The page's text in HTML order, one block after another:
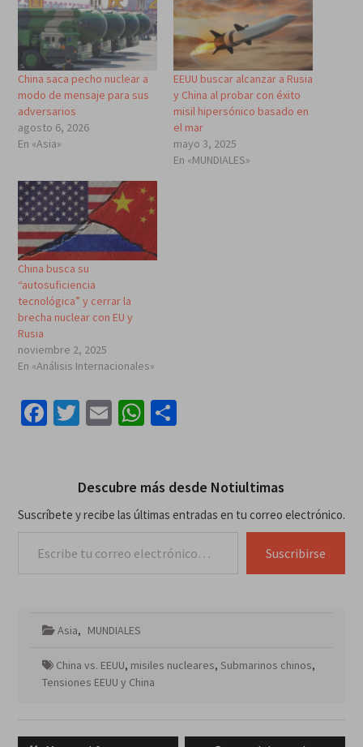
China saca pecho nuclear a
modo de mensaje para sus
adversarios
agosto 6, 2026
En «Asia»
EEUU buscar alcanzar a Rusia
y China al probar con éxito
misil hipersónico basado en
el mar
mayo 3, 2025
En «MUNDIALES»
China busca su
“autosuficiencia
tecnológica” y cerrar la
brecha nuclear con EU y
Rusia
noviembre 2, 2025
En «Análisis Internacionales»
Facebook
Twitter
EmailWhatsApp
Compartir
Descubre más desde Notiultimas
Suscríbete y recibe las últimas entradas en tu correo electrónico.
Suscribirse
Asia, MUNDIALES
China vs. EEUU, misiles nucleares, Submarinos chinos,
Tensiones EEUU y China
Navegación